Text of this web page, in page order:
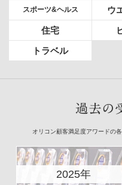
スポーツ&ヘルス ウ
住宅
トラベル
オリコン顧客満足度アワードの
2025年